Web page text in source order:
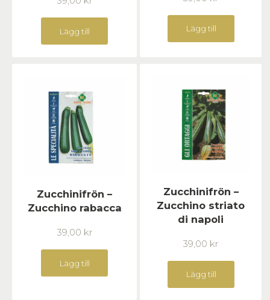
Lägg till Lägg till
Zucchinifrön –
Zucchino rabacca
39,00 kr
Lägg till
Zucchinifrön –
Zucchino striato
di napoli
39,00 kr
Lägg till